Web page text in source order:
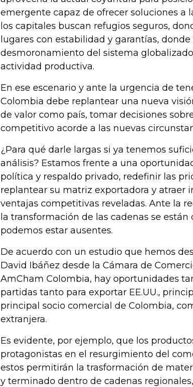
emergente capaz de ofrecer soluciones a
los capitales buscan refugios seguros,
lugares con estabilidad y garantías,
desmoronamiento del sistema
actividad productiva.
En ese escenario y ante la urgencia de
Colombia debe replantear una nueva
de valor como país, tomar decisiones
competitivo acorde a las nuevas
¿Para qué darle largas si ya tenemos
análisis? Estamos frente a una
política y respaldo privado, redefinir las
replantear su matriz exportadora y atraer
ventajas competitivas reveladas. Ante la
la transformación de las cadenas se
podemos estar ausentes.
De acuerdo con un estudio que hemos
David Ibáñez desde la Cámara de
AmCham Colombia, hay oportunidades
partidas tanto para exportar EE.UU.,
principal socio comercial de Colombia,
extranjera.
Es evidente, por ejemplo, que los
protagonistas en el resurgimiento del
estos permitirán la trasformación de
y terminado dentro de cadenas